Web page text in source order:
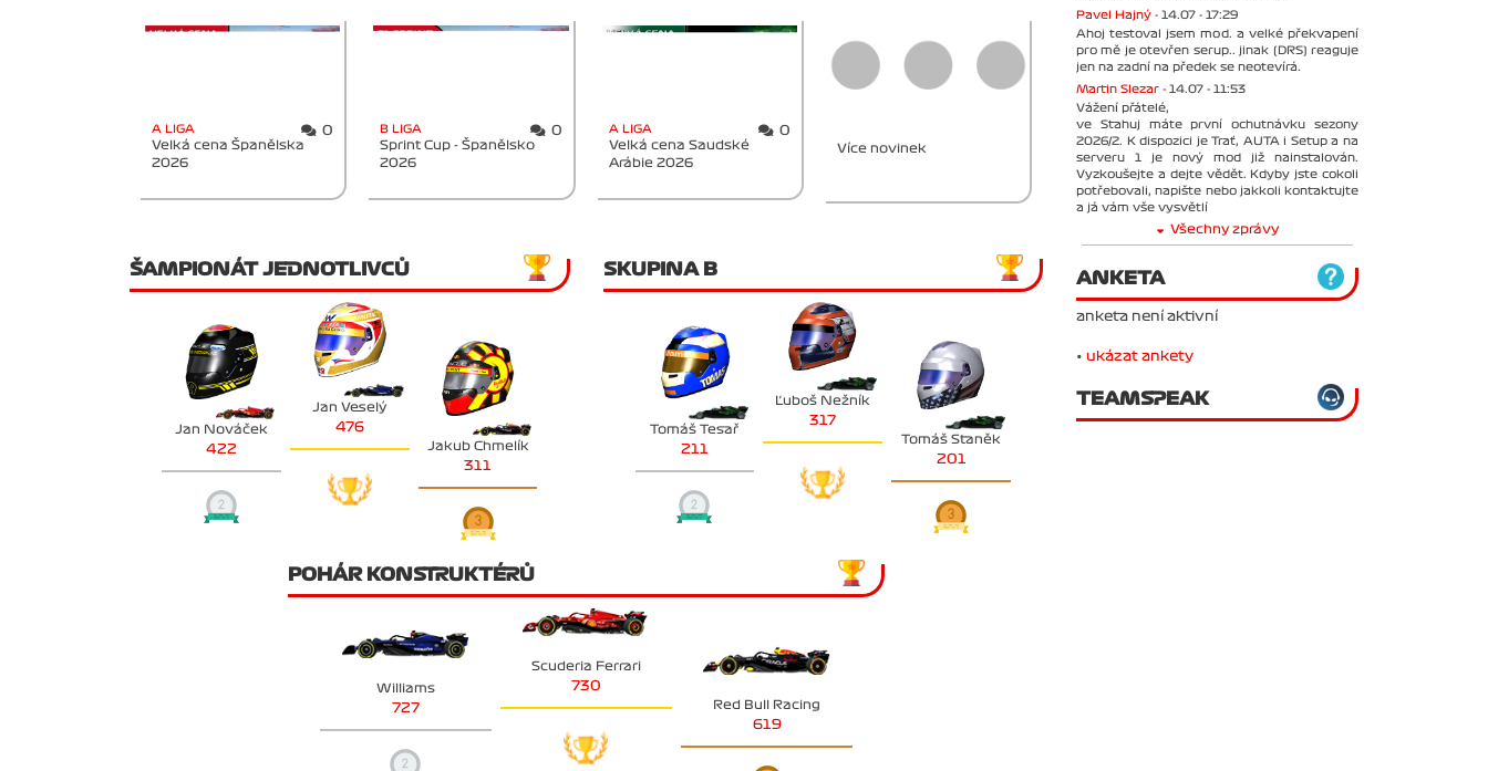
A LIGA 0
Velká cena Španělska
2026
B LIGA 0
Sprint Cup - Španělsko
2026
A LIGA 0
Velká cena Saudské
Arábie 2026
Více novinek
ŠAMPIONÁT JEDNOTLIVCŮ
Jan Nováček
422
Jan Veselý
476
Jakub Chmelík
311
SKUPINA B
Tomáš Tesař
211
Ľuboš Nežník
317
Tomáš Staněk
201
POHÁR KONSTRUKTÉRŮ
Williams
727
Scuderia Ferrari
730
Red Bull Racing
619
Pavel Hajný - 14.07 - 17:29
Ahoj testoval jsem mod. a velké překvapení
pro mě je otevřen serup.. jinak (DRS) reaguje
jen na zadní na předek se neotevírá.
Martin Slezar - 14.07 - 11:53
Vážení přátelé,
ve Stahuj máte první ochutnávku sezony
2026/2. K dispozici je Trať, AUTA i Setup a na
serveru 1 je nový mod již nainstalován.
Vyzkoušejte a dejte vědět. Kdyby jste cokoli
potřebovali, napište nebo jakkoli kontaktujte
a já vám vše vysvětlí
Všechny zprávy
ANKETA
anketa není aktivní
• ukázat ankety
TEAMSPEAK